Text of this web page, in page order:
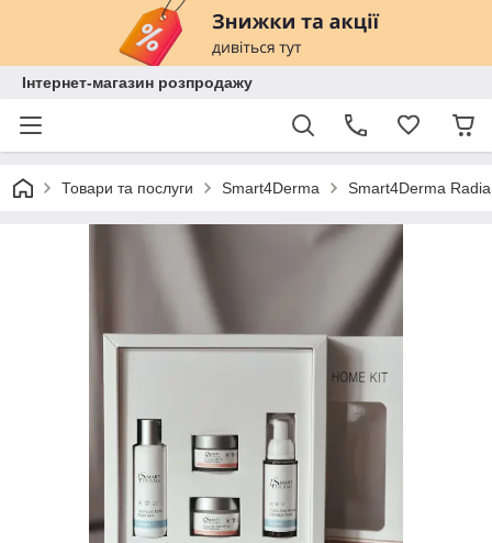
Інтернет-магазин розпродажу
Товари та послуги Smart4Derma Smart4Derma